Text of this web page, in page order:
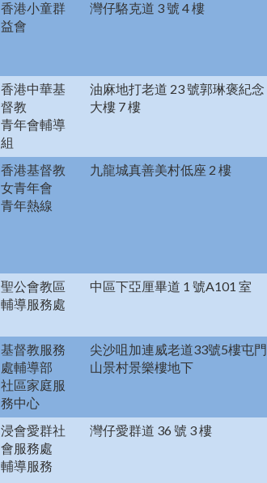
香港小童群
益會
灣仔駱克道 3 號 4 樓
香港中華基
督教
青年會輔導
組
油麻地打老道 23 號郭琳褒紀念
大樓 7 樓
香港基督教
女青年會
青年熱線
九龍城真善美村低座 2 樓
聖公會教區
輔導服務處
中區下亞厘畢道 1 號A101 室
基督教服務
處輔導部
社區家庭服
務中心
尖沙咀加連威老道33號5樓屯門
山景村景樂樓地下
浸會愛群社
會服務處
輔導服務
灣仔愛群道 36 號 3 樓